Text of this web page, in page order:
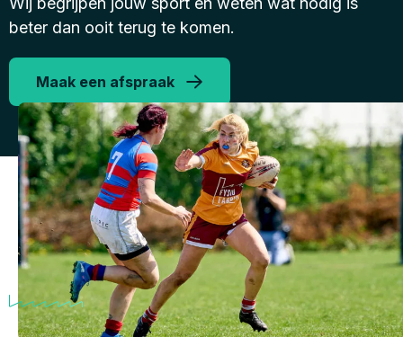
beter dan ooit terug te komen.
Maak een afspraak